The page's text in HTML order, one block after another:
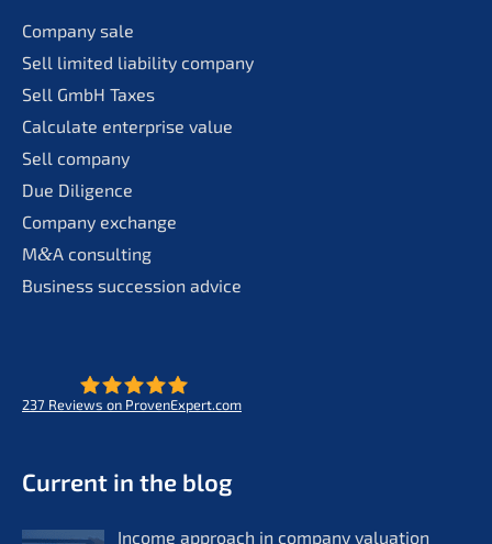
Compa­ny sale
Sell limit­ed liabi­li­ty company
Sell GmbH Taxes
Calcu­la­te enter­pri­se value
Sell compa­ny
Due Diligence
Compa­ny exchange
M&A consul­ting
Business succes­si­on advice
237 Reviews on ProvenExpert.com
Current in the blog
Income approach in compa­ny valua­ti­on